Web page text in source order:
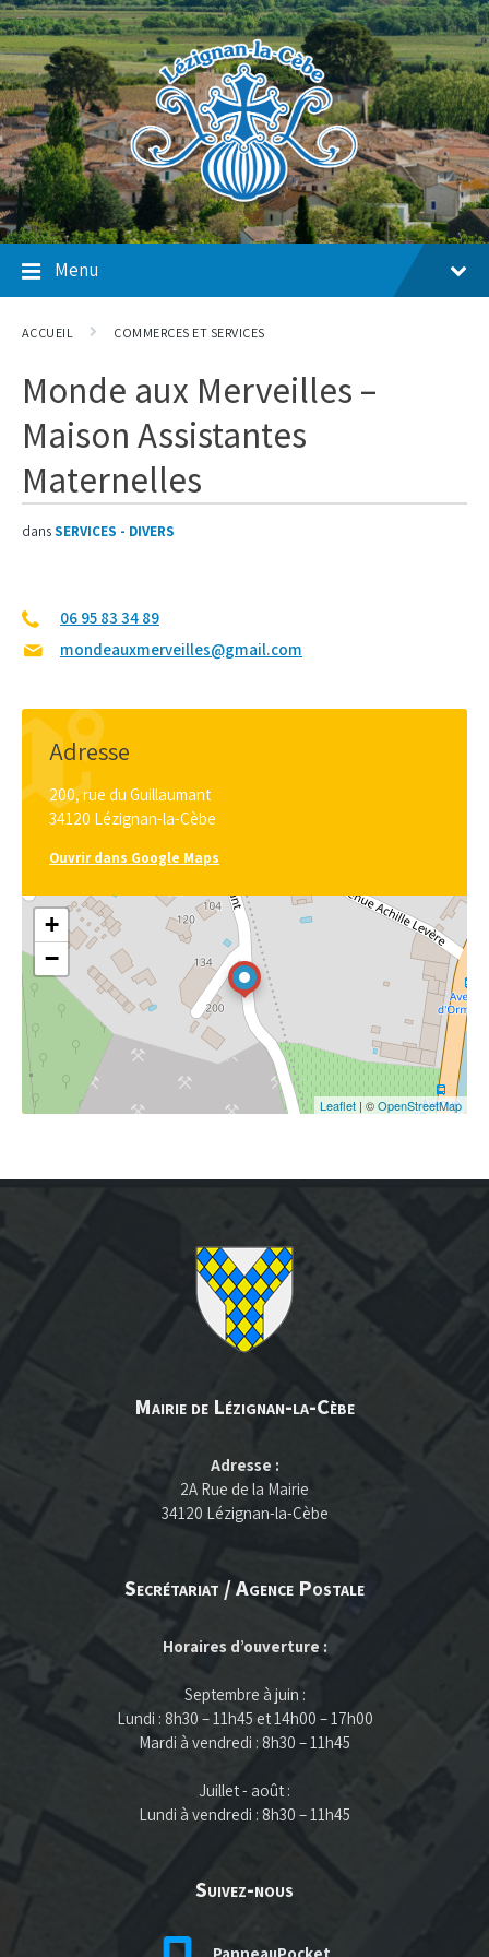
Skip
to
content
Skip
to
main
navigation
Skip
to
footer
Menu
ACCUEIL COMMERCES ET SERVICES
Monde aux Merveilles –
Maison Assistantes
Maternelles
dansSERVICES - DIVERS
06 95 83 34 89
mondeauxmerveilles@gmail.com
Adresse
200, rue du Guillaumant
34120 Lézignan-la-Cèbe
Ouvrir dans Google Maps
+
−
Leaflet | ©OpenStreetMap
Mairie de Lézignan-la-Cèbe
Adresse :
2A Rue de la Mairie
34120 Lézignan-la-Cèbe
Secrétariat / Agence Postale
Horaires d’ouverture :
Septembre à juin :
Lundi : 8h30 – 11h45 et 14h00 – 17h00
Mardi à vendredi : 8h30 – 11h45
Juillet - août :
Lundi à vendredi : 8h30 – 11h45
Suivez-nous